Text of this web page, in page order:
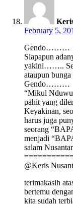
February 5,
Gendo………
Siapapun
yakini……..
ataupun
Gendo………
“Mikul
pahit yang
Keyakinan,
harus juga
seorang
menjadi
salam
@Keris
terimakasih
bertemu
kita sudah